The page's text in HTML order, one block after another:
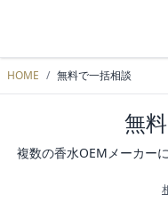
HOME / 無料で一括相談
無
複数の香水OEMメーカー